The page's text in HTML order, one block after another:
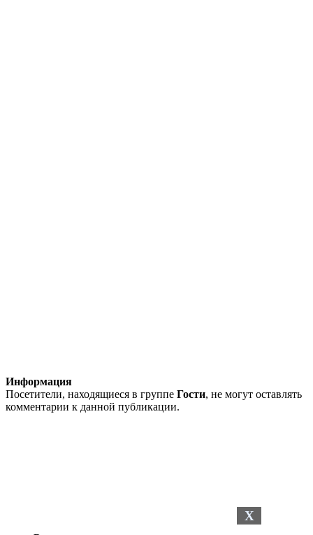
X
Информация
Посетители, находящиеся в группе Гости, не могут оставлять
комментарии к данной публикации.